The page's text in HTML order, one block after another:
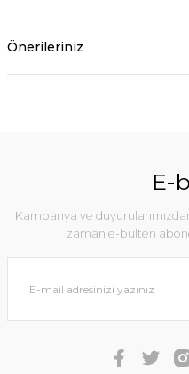
Önerileriniz
E-
Kampanya ve
zaman e-bülten